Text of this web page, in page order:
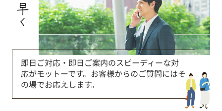
即日ご対応・即日ご案内のスピーディーな対
応がモットーです。お客様からのご質問にはそ
の場でお応えします。